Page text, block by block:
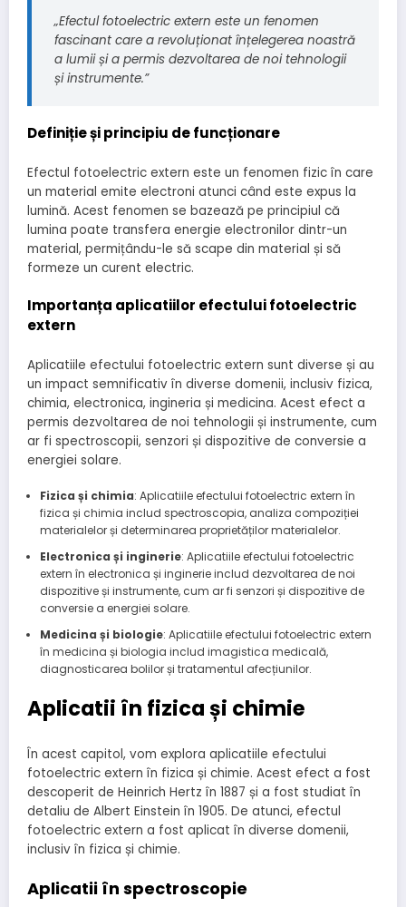
„Efectul fotoelectric extern este un fenomen
fascinant care a revoluționat înțelegerea noastră
a lumii și a permis dezvoltarea de noi tehnologii
și instrumente.”
Definiție și principiu de funcționare
Efectul fotoelectric extern este un fenomen fizic în care
un material emite electroni atunci când este expus la
lumină. Acest fenomen se bazează pe principiul că
lumina poate transfera energie electronilor dintr-un
material, permițându-le să scape din material și să
formeze un curent electric.
Importanța aplicatiilor efectului fotoelectric
extern
Aplicatiile efectului fotoelectric extern sunt diverse și au
un impact semnificativ în diverse domenii, inclusiv fizica,
chimia, electronica, ingineria și medicina. Acest efect a
permis dezvoltarea de noi tehnologii și instrumente, cum
ar fi spectroscopii, senzori și dispozitive de conversie a
energiei solare.
Fizica și chimia: Aplicatiile efectului fotoelectric extern în
fizica și chimia includ spectroscopia, analiza compoziției
materialelor și determinarea proprietăților materialelor.
Electronica și inginerie: Aplicatiile efectului fotoelectric
extern în electronica și inginerie includ dezvoltarea de noi
dispozitive și instrumente, cum ar fi senzori și dispozitive de
conversie a energiei solare.
Medicina și biologie: Aplicatiile efectului fotoelectric extern
în medicina și biologia includ imagistica medicală,
diagnosticarea bolilor și tratamentul afecțiunilor.
Aplicatii în fizica și chimie
În acest capitol, vom explora aplicatiile efectului
fotoelectric extern în fizica și chimie. Acest efect a fost
descoperit de Heinrich Hertz în 1887 și a fost studiat în
detaliu de Albert Einstein în 1905. De atunci, efectul
fotoelectric extern a fost aplicat în diverse domenii,
inclusiv în fizica și chimie.
Aplicatii în spectroscopie